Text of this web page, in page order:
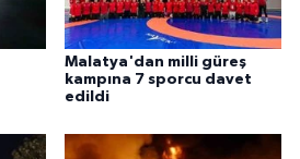
Malatya'dan milli güreş
kampına 7 sporcu davet
edildi